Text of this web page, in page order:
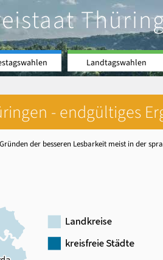
Landtagswahlen
- endgültiges
der besseren Lesbarkeit meist in der